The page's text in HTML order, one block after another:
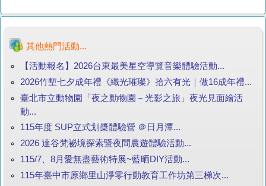
其他熱門活動...
【活動報名】2026台東最美星空導覽音樂體驗活動...
2026竹塹七夕成年禮《織光璀璨》拾六有光｜做16成年禮...
臺北市立動物園「夜之動物園－光影之旅」夜光見面繪活
動...
115年度 SUP立式划槳體驗營 ＠日月潭...
2026 達谷梵祕境探索暨夜間農遊體驗活動...
115/7、8月愛無盡藝術特展~藍晒DIY活動...
115年臺中市原鄉里山淨零行動教育工作坊第三梯次...